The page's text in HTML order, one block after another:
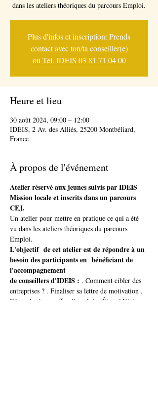
dans les ateliers théoriques du parcours Emploi.
Plus d'infos et inscription: Prends
contact avec ton/ta conseiller(e)
ou Tel. IDEIS 03 81 71 04 00
Heure et lieu
30 août 2024, 09:00 – 12:00
IDEIS, 2 Av. des Alliés, 25200 Montbéliard,
France
À propos de l'événement
Atelier réservé aux jeunes suivis par IDEIS
Mission locale et inscrits dans un parcours
CEJ.
Un atelier pour mettre en pratique ce qui a été
vu dans les ateliers théoriques du parcours
Emploi.
L'objectif  de cet atelier est de répondre à un
besoin des participants en  bénéficiant de
l'accompagnement
de conseillers d'IDEIS : . Comment cibler des
entreprises ? . Finaliser sa lettre de motivation .
Répondre à une offre d'emploi, . Être aidé(e)